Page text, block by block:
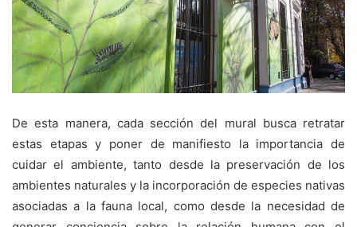
De esta manera, cada sección del mural busca retratar
estas etapas y poner de manifiesto la importancia de
cuidar el ambiente, tanto desde la preservación de los
ambientes naturales y la incorporación de especies nativas
asociadas a la fauna local, como desde la necesidad de